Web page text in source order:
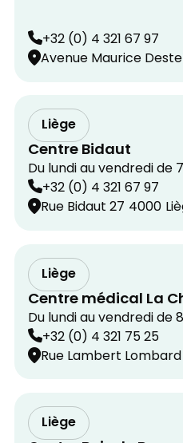
+32 (0) 4 321 67 97
Avenue Maurice
Liège
Centre Bidaut
Du lundi au vendredi de
+32 (0) 4 321 67 97
Rue Bidaut 27 4000
Liège
Centre médical La
Du lundi au vendredi de
+32 (0) 4 321 75 25
Rue Lambert Lombard
Liège